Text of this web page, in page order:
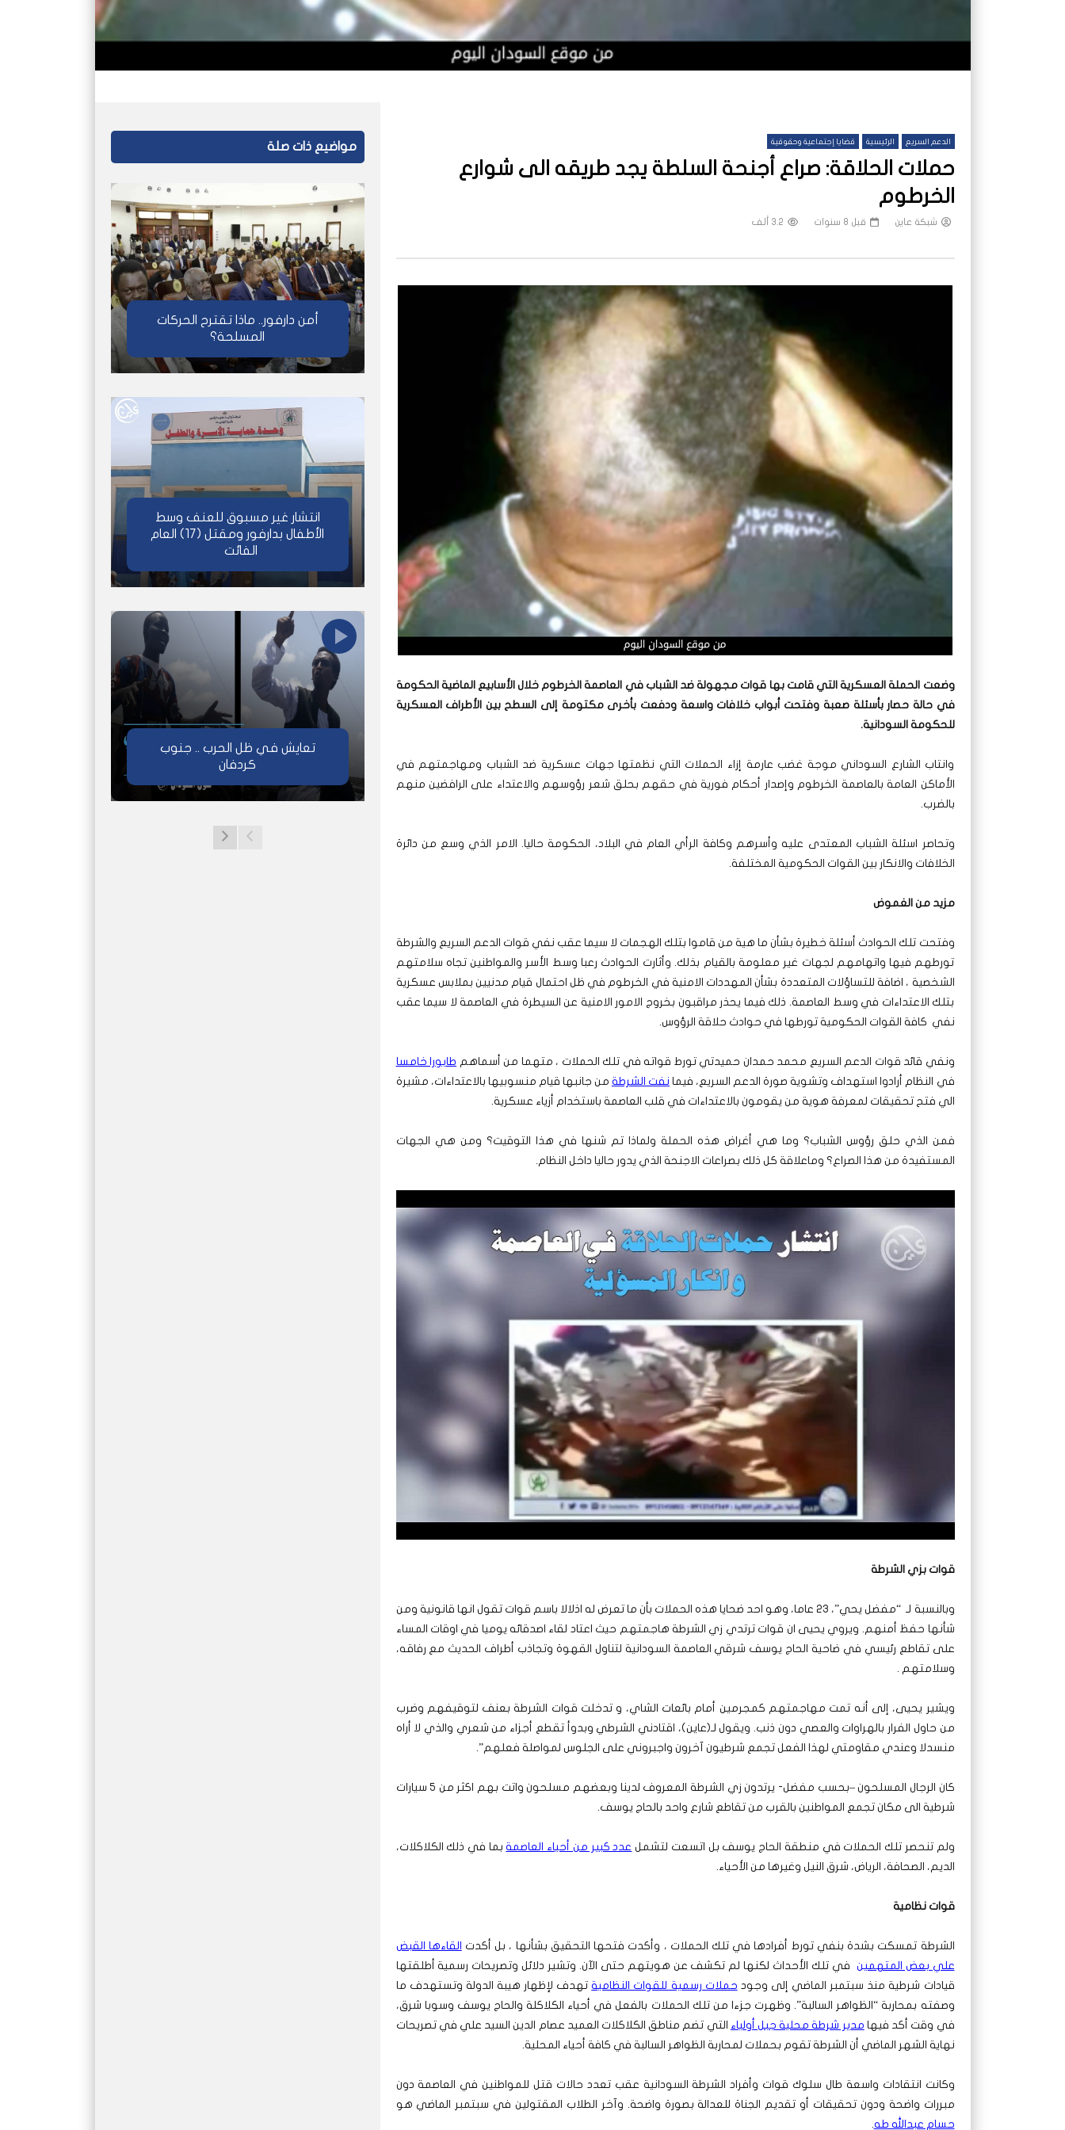
الدعم السريع الرئيسية قضايا إجتماعية وحقوقية
حملات الحلاقة: صراع أجنحة السلطة يجد طريقه الى شوارع
الخرطوم
شبكة عاين قبل 8 سنوات 3.2 ألف
وضعت الحملة العسكرية التي قامت بها قوات مجهولة ضد الشباب في العاصمة الخرطوم خلال الأسابيع الماضية الحكومة
في حالة حصار بأسئلة صعبة وفتحت أبواب خلافات واسعة ودفعت بأخرى مكتومة إلى السطح بين الأطراف العسكرية
للحكومة السودانية.
وانتاب الشارع السوداني موجة غضب عارمة إزاء الحملات التي نظمتها جهات عسكرية ضد الشباب ومهاجمتهم في
الأماكن العامة بالعاصمة الخرطوم وإصدار أحكام فورية في حقهم بحلق شعر رؤوسهم والاعتداء على الرافضين منهم
بالضرب.
وتحاصر اسئلة الشباب المعتدى عليه وأسرهم وكافة الرأي العام في البلاد، الحكومة حاليا. الامر الذي وسع من دائرة
الخلافات والانكار بين القوات الحكومية المختلفة.
مزيد من الغموض
وفتحت تلك الحوادث أسئلة خطيرة بشأن ما هية من قاموا بتلك الهجمات لا سيما عقب نفي قوات الدعم السريع والشرطة
تورطهم فيها واتهامهم لجهات غير معلومة بالقيام بذلك. وأثارت الحوادث رعبا وسط الأسر والمواطنين تجاه سلامتهم
الشخصية ، اضافة للتساؤلات المتعددة بشأن المهددات الامنية في الخرطوم في ظل احتمال قيام مدنيين بملابس عسكرية
بتلك الاعتداءات في وسط العاصمة. ذلك فيما يحذر مراقبون بخروج الامور الامنية عن السيطرة في العاصمة لا سيما عقب
نفي كافة القوات الحكومية تورطها في حوادث حلاقة الرؤوس.
ونفي قائد قوات الدعم السريع محمد حمدان حميدتي تورط قواته في تلك الحملات ، متهما من أسماهم طابورا خامسا
في النظام أرادوا استهداف وتشوية صورة الدعم السريع، فيما نفت الشرطة من جانبها قيام منسوبيها بالاعتداءات، مشيرة
الي فتح تحقيقات لمعرفة هوية من يقومون بالاعتداءات في قلب العاصمة باستخدام أزياء عسكرية.
فمن الذي حلق رؤوس الشباب؟ وما هي أغراض هذه الحملة ولماذا تم شنها في هذا التوقيت؟ ومن هي الجهات
المستفيدة من هذا الصراع؟ وماعلاقة كل ذلك بصراعات الاجنحة الذي يدور حاليا داخل النظام.
قوات بزي الشرطة
وبالنسبة لـ “مفضل يحي”، 23 عاما، وهو احد ضحايا هذه الحملات بأن ما تعرض له اذلالا باسم قوات تقول انها قانونية ومن
شأنها حفظ أمنهم. ويروي يحيى ان قوات ترتدي زي الشرطة هاجمتهم حيث اعتاد لقاء اصدقائه يوميا في اوقات المساء
على تقاطع رئيسي في ضاحية الحاج يوسف شرقي العاصمة السودانية لتناول القهوة وتجاذب أطراف الحديث مع رفاقه،
وسلامتهم .
ويشير يحيى، إلى أنه تمت مهاجمتهم كمجرمين أمام بائعات الشاي، و تدخلت قوات الشرطة بعنف لتوقيفهم وضرب
من حاول الفرار بالهراوات والعصي دون ذنب. ويقول لـ(عاين)، اقتادني الشرطي وبدوأ تقطع أجزاء من شعري والذي لا أراه
منسدلا وعندي مقاومتي لهذا الفعل تجمع شرطيون آخرون واجبروني على الجلوس لمواصلة فعلهم”.
كان الرجال المسلحون –بحسب مفضل- يرتدون زي الشرطة المعروف لدينا وبعضهم مسلحون واتت بهم اكثر من 5 سيارات
شرطية الى مكان تجمع المواطنين بالقرب من تقاطع شارع واحد بالحاج يوسف.
ولم تنحصر تلك الحملات في منطقة الحاج يوسف بل اتسعت لتشمل عدد كبير من أحياء العاصمةبما في ذلك الكلاكلات،
الديم، الصحافة، الرياض، شرق النيل وغيرها من الأحياء.
قوات نظامية
الشرطة تمسكت بشدة بنفي تورط أفرادها في تلك الحملات ، وأكدت فتحها التحقيق بشأنها ، بل أكدت
القاءها القبض
علي بعض المتهمين في تلك الأحداث لكنها لم تكشف عن هويتهم حتى الآن. وتشير دلائل وتصريحات رسمية أطلقتها
قيادات شرطية منذ سبتمبر الماضي إلى وجود حملات رسمية للقوات النظاميةتهدف لإظهار هيبة الدولة وتستهدف ما
وصفته بمحاربة “الظواهر السالبة”. وظهرت جزءا من تلك الحملات بالفعل في أحياء الكلاكلة والحاج يوسف وسوبا شرق،
في وقت أكد فيها مدير شرطة محلية جبل أولياء التي تضم مناطق الكلاكلات العميد عصام الدين السيد علي في تصريحات
نهاية الشهر الماضي أن الشرطة تقوم بحملات لمحاربة الظواهر السالبة في كافة أحياء المحلية.
وكانت انتقادات واسعة طال سلوك قوات وأفراد الشرطة السودانية عقب تعدد حالات قتل للمواطنين في العاصمة دون
مبررات واضحة ودون تحقيقات أو تقديم الجناة للعدالة بصورة واضحة. وآخر الطلاب المقتولين في سبتمبر الماضي هو
حسام عبدالله طه
مواضيع ذات صلة
أمن دارفور.. ماذا تقترح الحركات
المسلحة؟
انتشار غير مسبوق للعنف وسط
الأطفال بدارفور ومقتل (17) العام
الفائت
تعايش في ظل الحرب .. جنوب
كردفان